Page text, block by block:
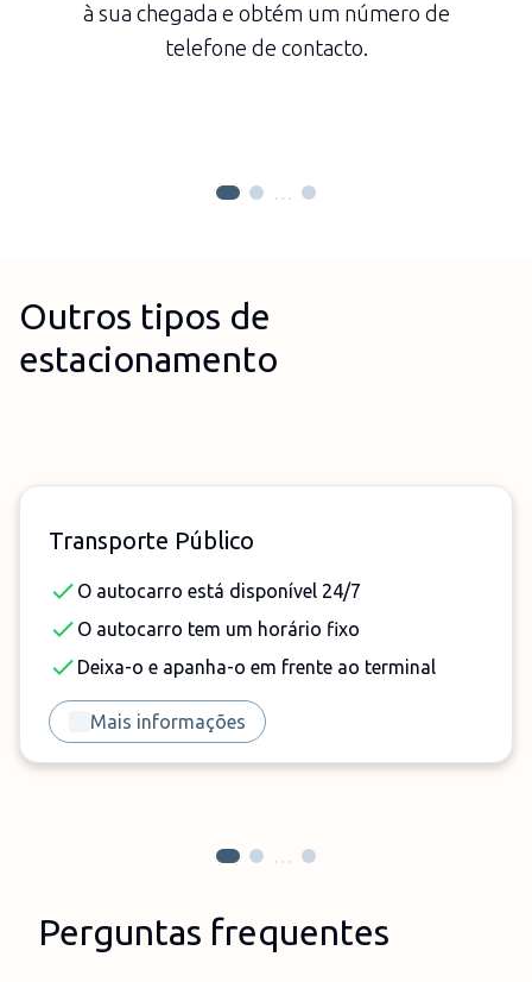
à sua chegada e obtém um número de
telefone de contacto.
…
Outros tipos de
estacionamento
Transporte Público
O autocarro está disponível 24/7
O autocarro tem um horário fixo
Deixa-o e apanha-o em frente ao terminal
Mais informações
…
Perguntas frequentes